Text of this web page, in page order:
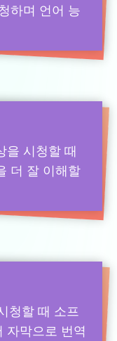
하며 언어 능
을 시청할 때
더 잘 이해할
청할 때 소프
자막으로 번역